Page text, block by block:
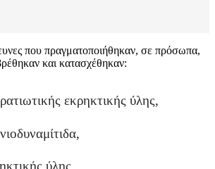
που πραγματοποιήθηκαν, σε πρόσωπα,
και κατασχέθηκαν:
εκρηκτικής ύλης,
ύλης,